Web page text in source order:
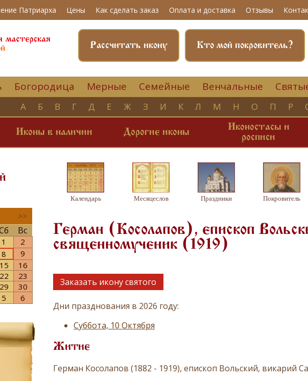
Патриарха Цены Как сделать заказ Оплата и доставка Отзывы
Кто мой покровитель?
Рассчитать икону
Богородица Мерные Семейные Венчальные
А Б В Г Д Е Ж З И К Л М Н О П Р
Иконы в наличии Дорогие иконы
Иконостасы и
росписи
>>
Вс
1
2
8
9
15
16
22
23
29
30
5 6
Календарь Месяцеслов Праздники Покровитель
Герман (Косолапов), епископ
священномученик (1919)
Заказать икону святого
Дни празднования в 2026 году:
Суббота, 10 Октября
Житие
Герман Косолапов (1882 - 1919), епископ Вольский, викарий